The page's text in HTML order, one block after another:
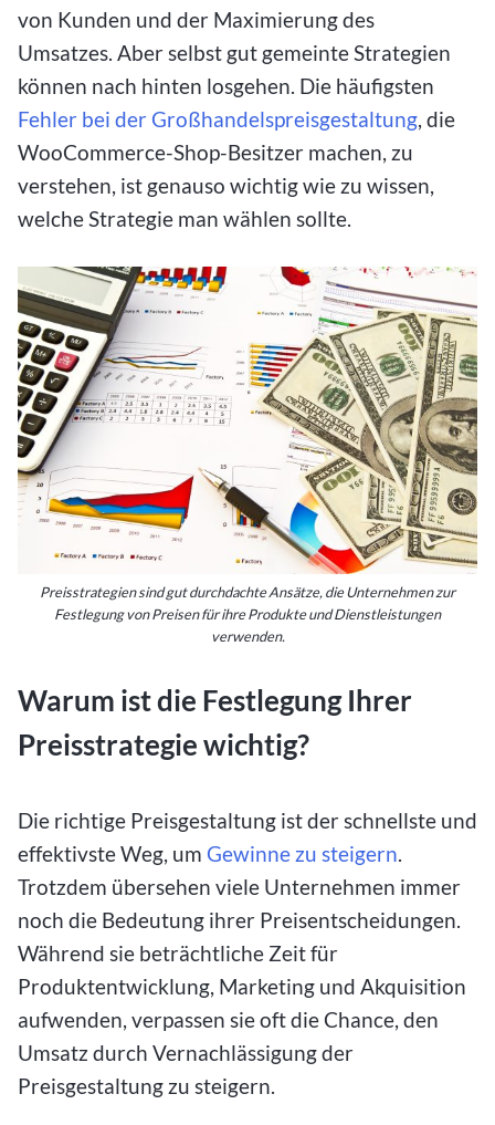
von Kunden und der Maximierung des
Umsatzes. Aber selbst gut gemeinte Strategien
können nach hinten losgehen. Die häufigsten
Fehler bei der Großhandelspreisgestaltung , die
WooCommerce-Shop-Besitzer machen, zu
verstehen, ist genauso wichtig wie zu wissen,
welche Strategie man wählen sollte.
Preisstrategien sind gut durchdachte Ansätze, die Unternehmen zur
Festlegung von Preisen für ihre Produkte und Dienstleistungen
verwenden.
Warum ist die Festlegung Ihrer
Preisstrategie wichtig?
Die richtige Preisgestaltung ist der schnellste und
effektivste Weg, um Gewinne zu steigern.
Trotzdem übersehen viele Unternehmen immer
noch die Bedeutung ihrer Preisentscheidungen.
Während sie beträchtliche Zeit für
Produktentwicklung, Marketing und Akquisition
aufwenden, verpassen sie oft die Chance, den
Umsatz durch Vernachlässigung der
Preisgestaltung zu steigern.